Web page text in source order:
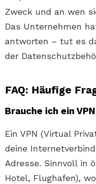
Zweck und an wen
Das Unternehmen
antworten – tut es
der
FAQ: Häufige
Brauche ich ein
Ein VPN (Virtual
deine
Adresse. Sinnvoll in
Hotel, Flughafen),